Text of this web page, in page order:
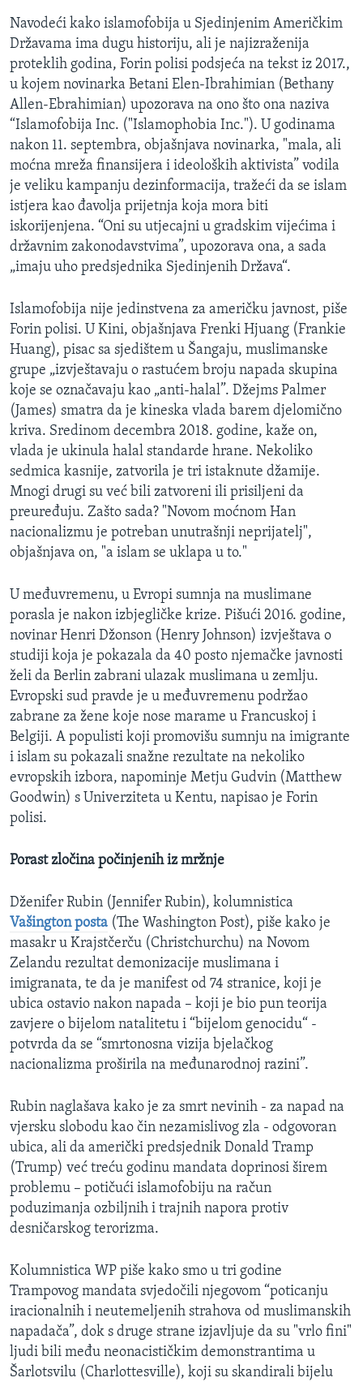
Navodeći kako islamofobija u Sjedinjenim Američkim
Državama ima dugu historiju, ali je najizraženija
proteklih godina, Forin polisi podsjeća na tekst iz 2017.,
u kojem novinarka Betani Elen-Ibrahimian (Bethany
Allen-Ebrahimian) upozorava na ono što ona naziva
“Islamofobija Inc. ("Islamophobia Inc."). U godinama
nakon 11. septembra, objašnjava novinarka, "mala, ali
moćna mreža finansijera i ideoloških aktivista” vodila
je veliku kampanju dezinformacija, tražeći da se islam
istjera kao đavolja prijetnja koja mora biti
iskorijenjena. “Oni su utjecajni u gradskim vijećima i
državnim zakonodavstvima”, upozorava ona, a sada
„imaju uho predsjednika Sjedinjenih Država“.
Islamofobija nije jedinstvena za američku javnost, piše
Forin polisi. U Kini, objašnjava Frenki Hjuang (Frankie
Huang), pisac sa sjedištem u Šangaju, muslimanske
grupe „izvještavaju o rastućem broju napada skupina
koje se označavaju kao „anti-halal”. Džejms Palmer
(James) smatra da je kineska vlada barem djelomično
kriva. Sredinom decembra 2018. godine, kaže on,
vlada je ukinula halal standarde hrane. Nekoliko
sedmica kasnije, zatvorila je tri istaknute džamije.
Mnogi drugi su već bili zatvoreni ili prisiljeni da
preuređuju. Zašto sada? "Novom moćnom Han
nacionalizmu je potreban unutrašnji neprijatelj",
objašnjava on, "a islam se uklapa u to."
U međuvremenu, u Evropi sumnja na muslimane
porasla je nakon izbjegličke krize. Pišući 2016. godine,
novinar Henri Džonson (Henry Johnson) izvještava o
studiji koja je pokazala da 40 posto njemačke javnosti
želi da Berlin zabrani ulazak muslimana u zemlju.
Evropski sud pravde je u međuvremenu podržao
zabrane za žene koje nose marame u Francuskoj i
Belgiji. A populisti koji promovišu sumnju na imigrante
i islam su pokazali snažne rezultate na nekoliko
evropskih izbora, napominje Metju Gudvin (Matthew
Goodwin) s Univerziteta u Kentu, napisao je Forin
polisi.
Porast zločina počinjenih iz mržnje
Dženifer Rubin (Jennifer Rubin), kolumnistica
Vašington posta (The Washington Post), piše kako je
masakr u Krajstčerču (Christchurchu) na Novom
Zelandu rezultat demonizacije muslimana i
imigranata, te da je manifest od 74 stranice, koji je
ubica ostavio nakon napada – koji je bio pun teorija
zavjere o bijelom natalitetu i “bijelom genocidu“ -
potvrda da se “smrtonosna vizija bjelačkog
nacionalizma proširila na međunarodnoj razini”.
Rubin naglašava kako je za smrt nevinih - za napad na
vjersku slobodu kao čin nezamislivog zla - odgovoran
ubica, ali da američki predsjednik Donald Tramp
(Trump) već treću godinu mandata doprinosi širem
problemu – potičući islamofobiju na račun
poduzimanja ozbiljnih i trajnih napora protiv
desničarskog terorizma.
Kolumnistica WP piše kako smo u tri godine
Trampovog mandata svjedočili njegovom “poticanju
iracionalnih i neutemeljenih strahova od muslimanskih
napadača”, dok s druge strane izjavljuje da su "vrlo fini"
ljudi bili među neonacističkim demonstrantima u
Šarlotsvilu (Charlottesville), koji su skandirali bijelu